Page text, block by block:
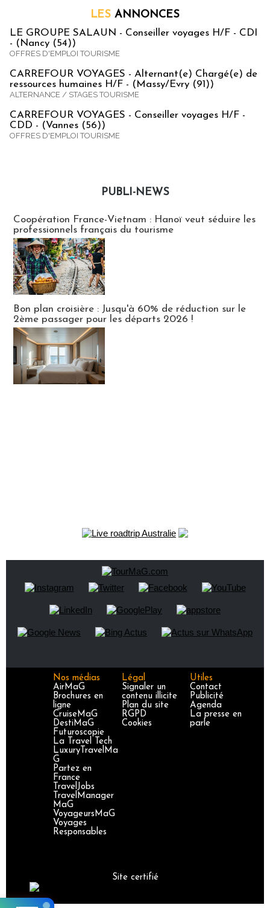
LES ANNONCES
LE GROUPE SALAUN - Conseiller voyages H/F - CDI
- (Nancy (54))
OFFRES D'EMPLOI TOURISME
CARREFOUR VOYAGES - Alternant(e) Chargé(e) de
ressources humaines H/F - (Massy/Evry (91))
ALTERNANCE / STAGES TOURISME
CARREFOUR VOYAGES - Conseiller voyages H/F -
CDD - (Vannes (56))
OFFRES D'EMPLOI TOURISME
PUBLI-NEWS
Coopération France-Vietnam : Hanoï veut séduire les
professionnels français du tourisme
Bon plan croisière : Jusqu'à 60% de réduction sur le
2ème passager pour les départs 2026 !
Nos médias
AirMaG
Brochures en
ligne
CruiseMaG
DestiMaG
Futuroscopie
La Travel Tech
LuxuryTravelMa
G
Partez en
France
TravelJobs
TravelManager
MaG
VoyageursMaG
Voyages
Responsables
Légal
Signaler un
contenu illicite
Plan du site
RGPD
Cookies
Utiles
Contact
Publicité
Agenda
La presse en
parle
Site certifié